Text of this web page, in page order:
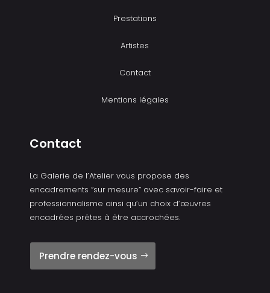
Prestations
Artistes
Contact
Mentions légales
Contact
La Galerie de l’Atelier vous propose des
encadrements “sur mesure” avec savoir-faire et
professionnalisme ainsi qu’un choix d’œuvres
encadrées prêtes à être accrochées.
Prendre rendez-vous